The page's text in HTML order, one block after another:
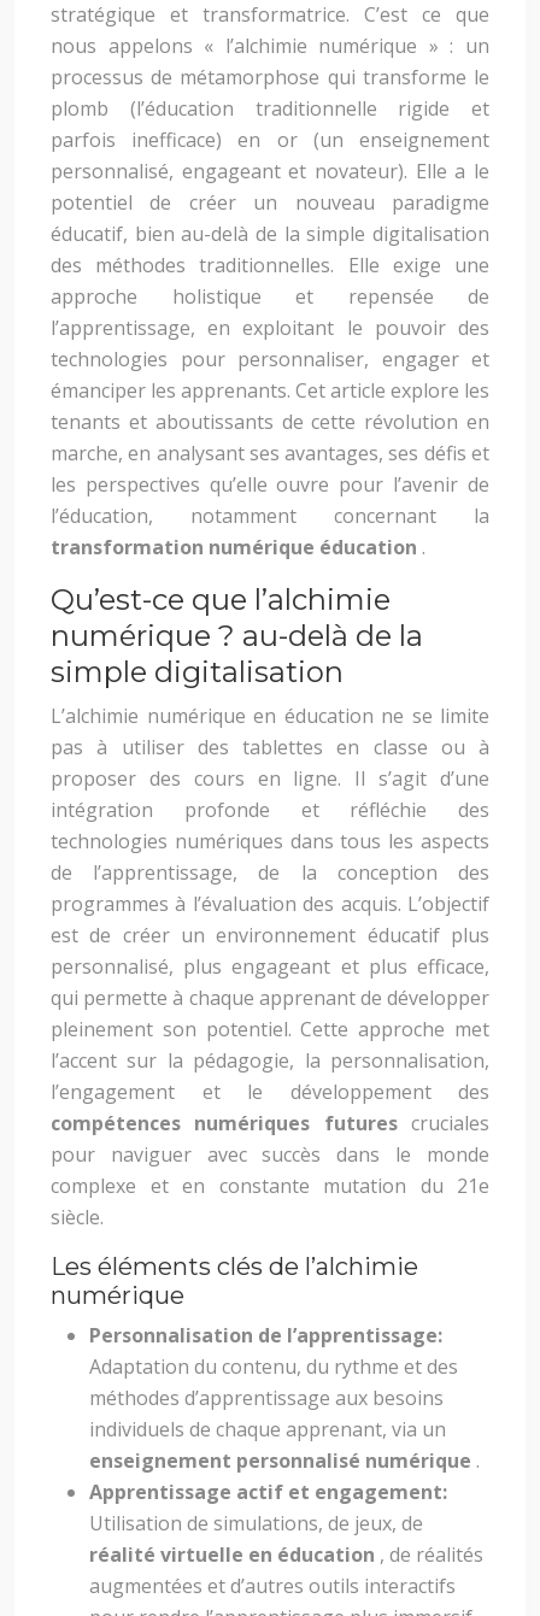
stratégique et transformatrice. C’est ce que
nous appelons « l’alchimie numérique » : un
processus de métamorphose qui transforme le
plomb (l’éducation traditionnelle rigide et
parfois inefficace) en or (un enseignement
personnalisé, engageant et novateur). Elle a le
potentiel de créer un nouveau paradigme
éducatif, bien au-delà de la simple digitalisation
des méthodes traditionnelles. Elle exige une
approche holistique et repensée de
l’apprentissage, en exploitant le pouvoir des
technologies pour personnaliser, engager et
émanciper les apprenants. Cet article explore les
tenants et aboutissants de cette révolution en
marche, en analysant ses avantages, ses défis et
les perspectives qu’elle ouvre pour l’avenir de
l’éducation, notamment concernant la
transformation numérique éducation .
Qu’est-ce que l’alchimie
numérique ? au-delà de la
simple digitalisation
L’alchimie numérique en éducation ne se limite
pas à utiliser des tablettes en classe ou à
proposer des cours en ligne. Il s’agit d’une
intégration profonde et réfléchie des
technologies numériques dans tous les aspects
de l’apprentissage, de la conception des
programmes à l’évaluation des acquis. L’objectif
est de créer un environnement éducatif plus
personnalisé, plus engageant et plus efficace,
qui permette à chaque apprenant de développer
pleinement son potentiel. Cette approche met
l’accent sur la pédagogie, la personnalisation,
l’engagement et le développement des
compétences numériques futures cruciales
pour naviguer avec succès dans le monde
complexe et en constante mutation du 21e
siècle.
Les éléments clés de l’alchimie
numérique
Personnalisation de l’apprentissage:
Adaptation du contenu, du rythme et des
méthodes d’apprentissage aux besoins
individuels de chaque apprenant, via un
enseignement personnalisé numérique .
Apprentissage actif et engagement:
Utilisation de simulations, de jeux, de
réalité virtuelle en éducation , de réalités
augmentées et d’autres outils interactifs